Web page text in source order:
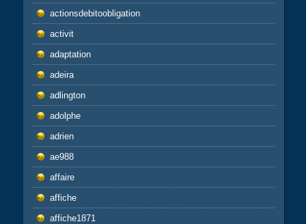
actionsdebitoobligation
activit
adaptation
adeira
adlington
adolphe
adrien
ae988
affaire
affiche
affiche1871